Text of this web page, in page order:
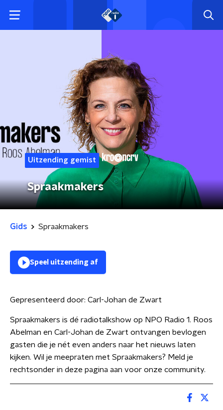
Uitzending gemist
Spraakmakers
Gids Spraakmakers
Speel uitzending af
Gepresenteerd door: Carl-Johan de Zwart
Spraakmakers is dé radiotalkshow op NPO Radio 1. Roos
Abelman en Carl-Johan de Zwart ontvangen bevlogen
gasten die je nét even anders naar het nieuws laten
kijken. Wil je meepraten met Spraakmakers? Meld je
rechtsonder in deze pagina aan voor onze community.